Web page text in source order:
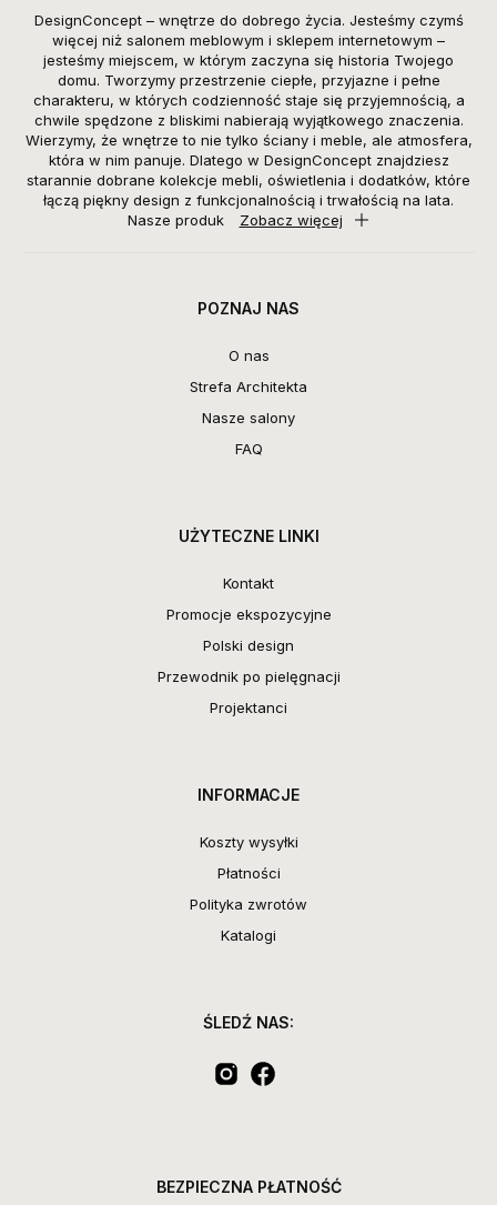
DesignConcept – wnętrze do dobrego życia. Jesteśmy czymś
więcej niż salonem meblowym i sklepem internetowym –
jesteśmy miejscem, w którym zaczyna się historia Twojego
domu. Tworzymy przestrzenie ciepłe, przyjazne i pełne
charakteru, w których codzienność staje się przyjemnością, a
chwile spędzone z bliskimi nabierają wyjątkowego znaczenia.
Wierzymy, że wnętrze to nie tylko ściany i meble, ale atmosfera,
która w nim panuje. Dlatego w DesignConcept znajdziesz
starannie dobrane kolekcje mebli, oświetlenia i dodatków, które
łączą piękny design z funkcjonalnością i trwałością na lata.
Nasze produk
Zobacz więcej
POZNAJ NAS
O nas
Strefa Architekta
Nasze salony
FAQ
UŻYTECZNE LINKI
Kontakt
Promocje ekspozycyjne
Polski design
Przewodnik po pielęgnacji
Projektanci
INFORMACJE
Koszty wysyłki
Płatności
Polityka zwrotów
Katalogi
ŚLEDŹ NAS:
BEZPIECZNA PŁATNOŚĆ